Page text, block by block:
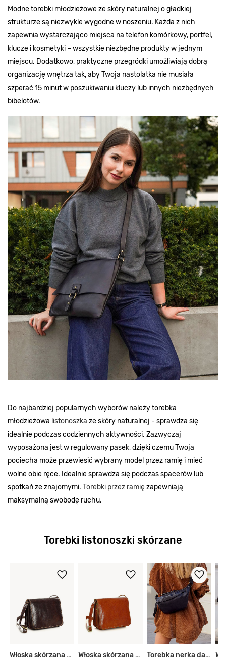
Modne torebki młodzieżowe ze skóry naturalnej o gładkiej
strukturze są niezwykle wygodne w noszeniu. Każda z nich
zapewnia wystarczająco miejsca na telefon komórkowy, portfel,
klucze i kosmetyki – wszystkie niezbędne produkty w jednym
miejscu. Dodatkowo, praktyczne przegródki umożliwiają dobrą
organizację wnętrza tak, aby Twoja nastolatka nie musiała
szperać 15 minut w poszukiwaniu kluczy lub innych niezbędnych
bibelotów.
Do najbardziej popularnych wyborów należy torebka
młodzieżowa listonoszka ze skóry naturalnej - sprawdza się
idealnie podczas codziennych aktywności. Zazwyczaj
wyposażona jest w regulowany pasek, dzięki czemu Twoja
pociecha może przewiesić wybrany model przez ramię i mieć
wolne obie ręce. Idealnie sprawdza się podczas spacerów lub
spotkań ze znajomymi. Torebki przez ramięzapewniają
maksymalną swobodę ruchu.
Torebki listonoszki skórzane